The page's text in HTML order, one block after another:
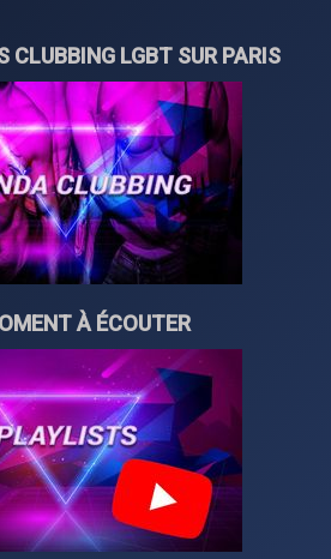
CLUBBING LGBT SUR PARIS
À ÉCOUTER